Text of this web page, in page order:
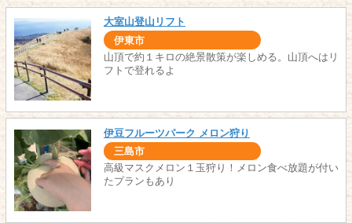
大室山登山リフト
伊東市
山頂で約１キロの絶景散策が楽しめる。山頂へはリ
フトで登れるよ
伊豆フルーツパーク メロン狩り
三島市
高級マスクメロン１玉狩り！メロン食べ放題が付い
たプランもあり